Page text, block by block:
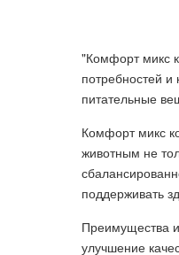
"Комфорт микс
потребностей
питательные
Комфорт микс
животным не
поддерживать
Преимущества
улучшение